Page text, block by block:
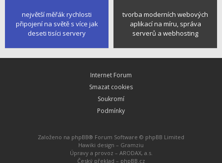
největší měřák rychlosti
připojení na světě s více jak
deseti tisíci servery
tvorba moderních webových
aplikací na míru, správa
serverů a webhosting
Internet Forum
Smazat cookies
Soukromí
Podmínky
Založeno na phpBB® Forum Software © phpBB Limited
Hawiki design – Gramziu
Úpravy a provoz – ARODAX, a.s.
Český překlad – phpBB.cz